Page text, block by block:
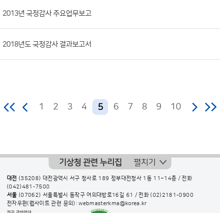
조
회
수)
2013년 국정감사 주요업무보고
2018년도 국정감사 결과보고서
1 2 3 4 5 6 7 8 9 10
기상청 관련 누리집 펼치기
대전 (35208) 대전광역시 서구 청사로 189 정부대전청사 1동 11~14층 / 전화
(042)481-7500
서울 (07062) 서울특별시 동작구 여의대방로16길 61 / 전화(02)2181-0900
전자우편(웹사이트 관련 문의): webmasterkma@korea.kr